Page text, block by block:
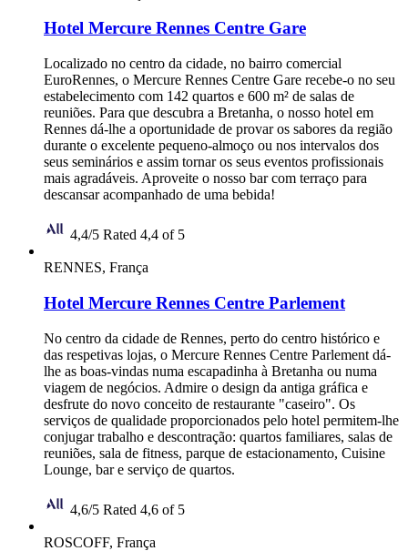
Hotel Mercure Rennes Centre Gare
Localizado no centro da cidade, no bairro comercial
EuroRennes, o Mercure Rennes Centre Gare recebe-o no seu
estabelecimento com 142 quartos e 600 m² de salas de
reuniões. Para que descubra a Bretanha, o nosso hotel em
Rennes dá-lhe a oportunidade de provar os sabores da região
durante o excelente pequeno-almoço ou nos intervalos dos
seus seminários e assim tornar os seus eventos profissionais
mais agradáveis. Aproveite o nosso bar com terraço para
descansar acompanhado de uma bebida!
4,4/5 Rated 4,4 of 5
RENNES, França
Hotel Mercure Rennes Centre Parlement
No centro da cidade de Rennes, perto do centro histórico e
das respetivas lojas, o Mercure Rennes Centre Parlement dá-
lhe as boas-vindas numa escapadinha à Bretanha ou numa
viagem de negócios. Admire o design da antiga gráfica e
desfrute do novo conceito de restaurante "caseiro". Os
serviços de qualidade proporcionados pelo hotel permitem-lhe
conjugar trabalho e descontração: quartos familiares, salas de
reuniões, sala de fitness, parque de estacionamento, Cuisine
Lounge, bar e serviço de quartos.
4,6/5 Rated 4,6 of 5
ROSCOFF, França